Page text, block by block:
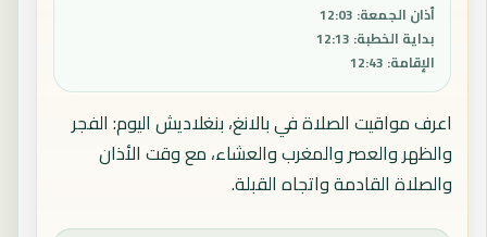
أذان الجمعة:
12:03
بداية الخطبة:
12:13
الإقامة:
12:43
اعرف مواقيت الصلاة في بالانغ، بنغلاديش اليوم: الفجر
والظهر والعصر والمغرب والعشاء، مع وقت الأذان
والصلاة القادمة واتجاه القبلة.